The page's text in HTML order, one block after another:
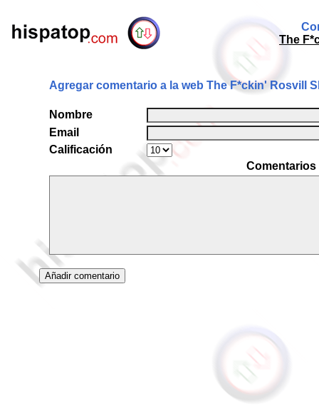
The
Agregar comentario a la web The F*ckin' Rosvill
Nombre
Email
Calificación
Comentarios